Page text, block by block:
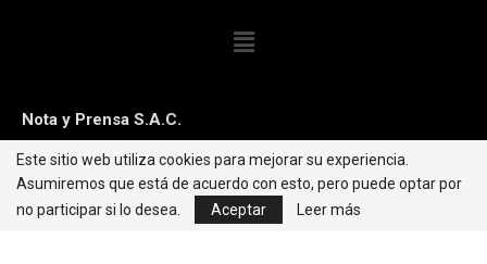
Nota y Prensa S.A.C.
Contacto:editorweb@caretas.com.pe
Síguenos:
Este sitio web utiliza cookies para mejorar su experiencia.
Asumiremos que está de acuerdo con esto, pero puede optar por
no participar si lo desea.
Aceptar Leer más